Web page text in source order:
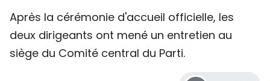
Après la cérémonie d'accueil officielle, les
deux dirigeants ont mené un entretien au
siège du Comité central du Parti.